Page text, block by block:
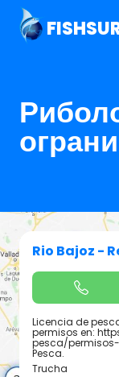
Rio Bajoz -
Licencia de
permisos en:
pesca/permisos-
Pesca.
Trucha